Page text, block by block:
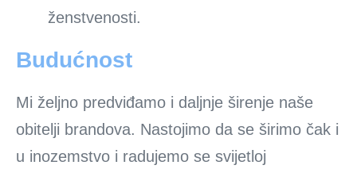
ženstvenosti.
Budućnost
Mi željno predviđamo i daljnje širenje naše
obitelji brandova. Nastojimo da se širimo čak i
u inozemstvo i radujemo se svijetloj